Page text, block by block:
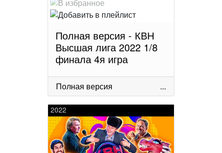
Полная версия - КВН
Высшая лига 2022 1/8
финала 4я игра
Полная версия ...
2022